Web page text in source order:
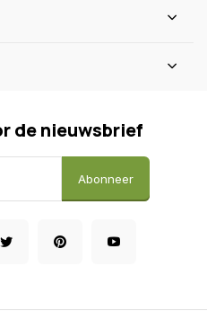
de nieuwsbrief
Abonneer